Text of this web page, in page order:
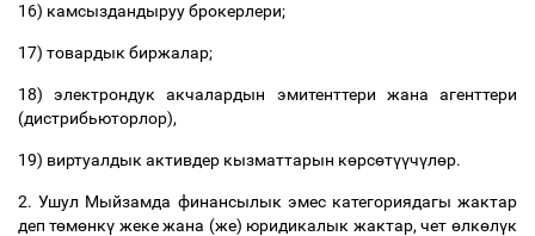
16) камсыздандыруу брокерлери;
17) товардык биржалар;
18) электрондук акчалардын эмитенттери жана агенттери
(дистрибьюторлор),
19) виртуалдык активдер кызматтарын көрсөтүүчүлөр.
2. Ушул Мыйзамда финансылык эмес категориядагы жактар
деп төмөнкү жеке жана (же) юридикалык жактар, чет өлкөлүк